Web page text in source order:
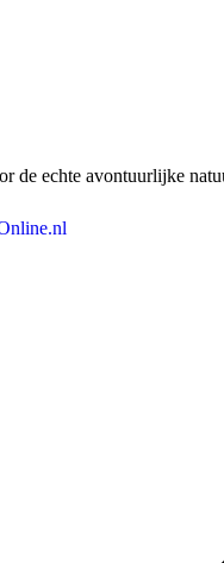
de echte avontuurlijke